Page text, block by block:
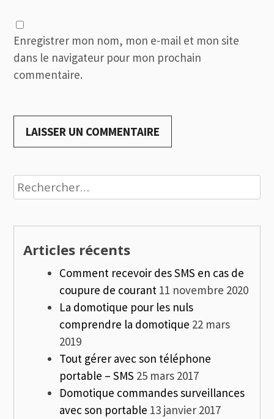
Enregistrer mon nom, mon e-mail et mon site
dans le navigateur pour mon prochain
commentaire.
Rechercher :
Articles récents
Comment recevoir des SMS en cas de
coupure de courant 11 novembre 2020
La domotique pour les nuls
comprendre la domotique 22 mars
2019
Tout gérer avec son téléphone
portable – SMS 25 mars 2017
Domotique commandes surveillances
avec son portable 13 janvier 2017